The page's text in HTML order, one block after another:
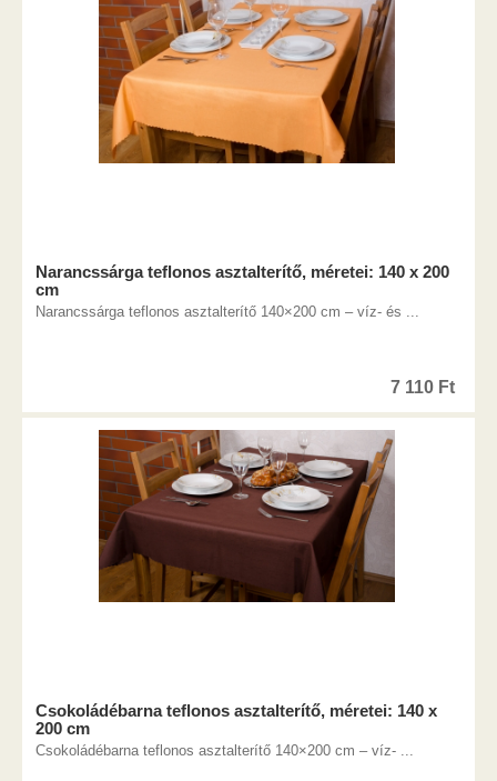
Narancssárga teflonos asztalterítő, méretei: 140 x 200
cm
Narancssárga teflonos asztalterítő 140×200 cm – víz- és ...
7 110 Ft
Csokoládébarna teflonos asztalterítő, méretei: 140 x
200 cm
Csokoládébarna teflonos asztalterítő 140×200 cm – víz- ...